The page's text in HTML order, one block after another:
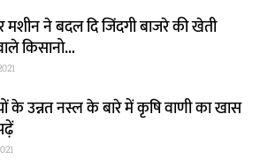
मशीन ने बदल दि जिंदगी बाजरे की खेती
किसानो…
के उन्नत नस्ल के बारे में कृषि वाणी का खास